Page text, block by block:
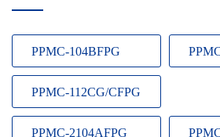
PPMC-104BFPG
PPMC-112CG/CFPG
PPMC-2104AFPG